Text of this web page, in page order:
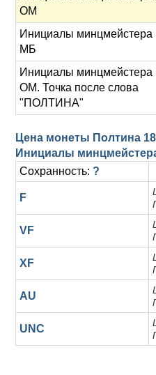
ОМ
Инициалы минцмейстера
МБ
Инициалы минцмейстера
ОМ. Точка после слова
"ПОЛТИНА"
Цена монеты Полтина
Инициалы
Сохранность: ?
F
VF
XF
AU
UNC